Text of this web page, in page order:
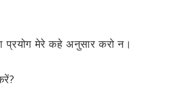
प्रयोग मेरे कहे अनुसार करो न।